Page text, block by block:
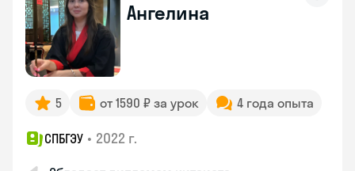
Ангелина
5 от 1590 ₽ за урок 4 года опыта
СПБГЭУ • 2022 г.